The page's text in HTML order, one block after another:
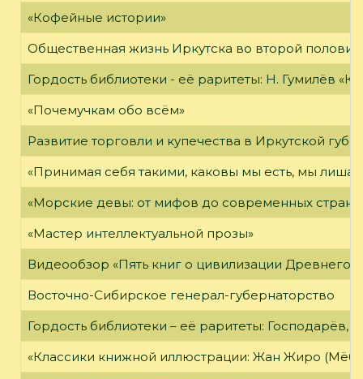
«Кофейные истории»
Общественная жизнь Иркутска во второй
Гордость библиотеки - её раритеты: Н. Гумилёв
«Почемучкам обо всём»
Развитие торговли и купечества в Иркутской
«Принимая себя такими, каковы мы есть, мы
«Морские девы: от мифов до современных
«Мастер интеллектуальной прозы»
Видеообзор «Пять книг о цивилизации Древнего
Восточно-Сибирское генерал-губернаторство
Гордость библиотеки – её раритеты:
«Классики книжной иллюстрации: Жан Жиро